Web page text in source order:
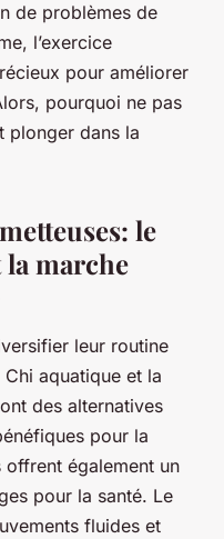
de problèmes de
l’exercice
pour améliorer
pourquoi ne pas
plonger dans la
le
marche
leur routine
Chi aquatique et la
des alternatives
pour la
également un
pour la santé. Le
fluides et